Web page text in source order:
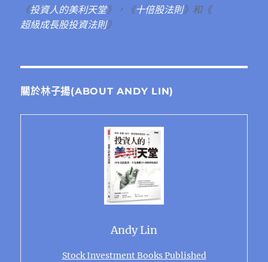
《投資人的美利天堂》，《十倍股法則》和《
超級成長股投資法則》
關於林子揚(ABOUT ANDY LIN)
Andy Lin
Stock Investment Books Published